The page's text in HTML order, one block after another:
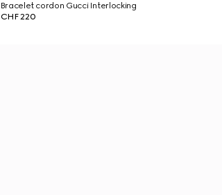
Bracelet cordon Gucci Interlocking
CHF 220